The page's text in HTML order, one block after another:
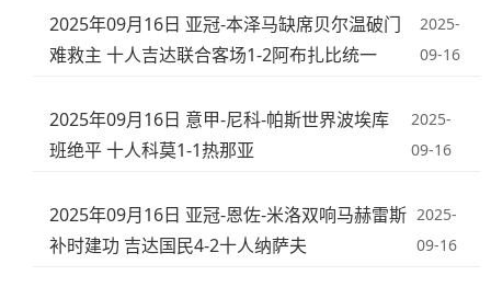
2025年09月16日 亚冠-本泽马缺席贝尔温破门
难救主 十人吉达联合客场1-2阿布扎比统一
2025-
09-16
2025年09月16日 意甲-尼科-帕斯世界波埃库
班绝平 十人科莫1-1热那亚
2025-
09-16
2025年09月16日 亚冠-恩佐-米洛双响马赫雷斯
补时建功 吉达国民4-2十人纳萨夫
2025-
09-16